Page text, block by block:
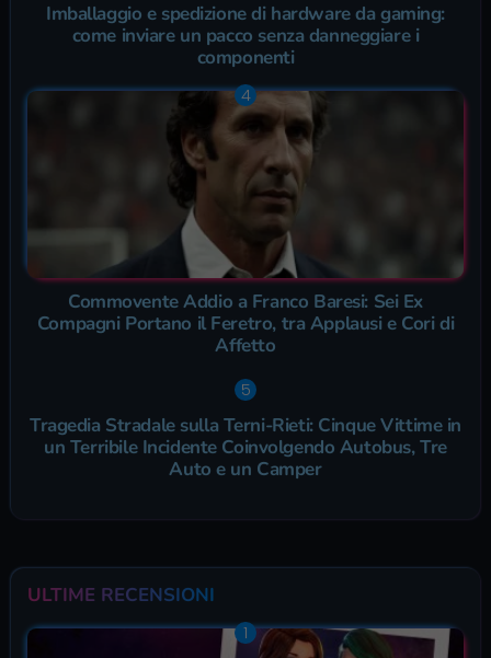
Imballaggio e spedizione di hardware da gaming:
come inviare un pacco senza danneggiare i
componenti
Commovente Addio a Franco Baresi: Sei Ex
Compagni Portano il Feretro, tra Applausi e Cori di
Affetto
Tragedia Stradale sulla Terni-Rieti: Cinque Vittime in
un Terribile Incidente Coinvolgendo Autobus, Tre
Auto e un Camper
ULTIME RECENSIONI